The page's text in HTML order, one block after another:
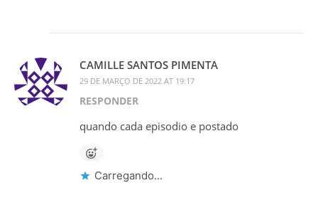
CAMILLE SANTOS PIMENTA
29 DE MARÇO DE 2022 AT 19:17
RESPONDER
quando cada episodio e postado
Carregando...